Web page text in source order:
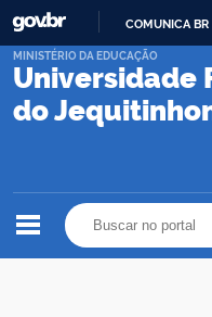
COMUNICA BR
Universidade
do
MINISTÉRIO DA EDUCAÇÃO